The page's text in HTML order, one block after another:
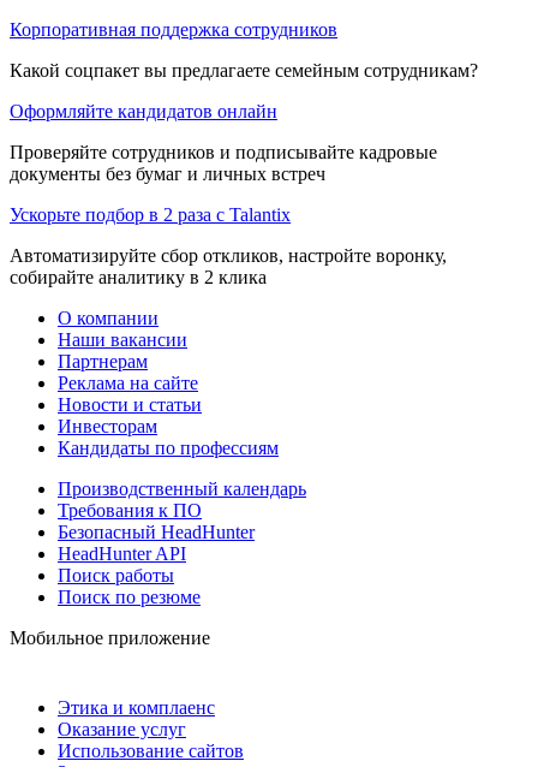
Корпоративная поддержка сотрудников
Какой соцпакет вы предлагаете семейным сотрудникам?
Оформляйте кандидатов онлайн
Проверяйте сотрудников и подписывайте кадровые
документы без бумаг и личных встреч
Ускорьте подбор в 2 раза с Talantix
Автоматизируйте сбор откликов, настройте воронку,
собирайте аналитику в 2 клика
О компании
Наши вакансии
Партнерам
Реклама на сайте
Новости и статьи
Инвесторам
Кандидаты по профессиям
Производственный календарь
Требования к ПО
Безопасный HeadHunter
HeadHunter API
Поиск работы
Поиск по резюме
Мобильное приложение
Этика и комплаенс
Оказание услуг
Использование сайтов